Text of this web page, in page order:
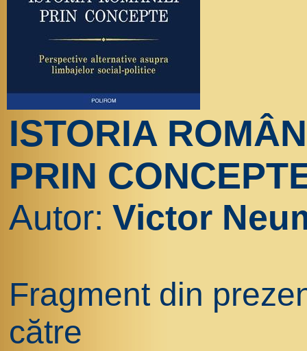
ISTORIA
PRIN
Autor: Victor
Fragment din
către